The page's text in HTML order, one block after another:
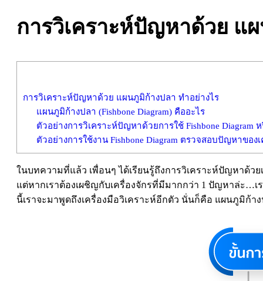
การวิเคราะห์ปัญหาด้วย แ
การวิเคราะห์ปัญหาด้วย แผนภูมิก้างปลา ทำอย่างไร
แผนภูมิก้างปลา (Fishbone Diagram) คืออะไร
ตัวอย่างการวิเคราะห์ปัญหาด้วยการใช้ Fishbone Diagram ห
ตัวอย่างการใช้งาน Fishbone Diagram ตรวจสอบปัญหาของเ
ในบทความที่แล้ว เพื่อนๆ ได้เรียนรู้ถึงการวิเคราะห์ปัญหาด้ว
แต่หากเราต้องเผชิญกับเครื่องจักรที่มีมากกว่า 1 ปัญหาล่ะ…
นี้เราจะมาพูดถึงเครื่องมือวิเคราะห์อีกตัว นั่นก็คือ แผนภูมิก้า